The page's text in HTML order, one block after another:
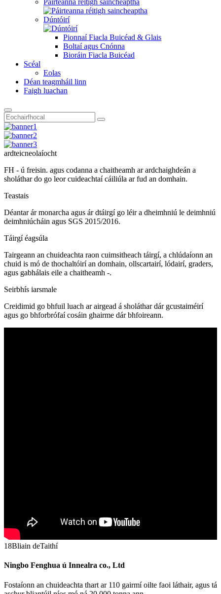
Páirteanna réitigh saincheaptha
Dúntóirí
Pionnaí Fiacla Buicéad & Glais
Boltaí agus Cnónna
Bioráin Fiacla Buicéad
Scéal
Eolas
Déan teagmháil linn
Faigh luachan
ardteicneolaíocht
FH - ú freisin. agus codanna a chaitheamh ar ardchaighdeán a
sholáthar do go leor cuideachtaí cáiliúla ar fud an domhain.
Teastais
Déantar ár monarcha agus ár dtáirgí go léir a dheimhniú le deimhniú
deimhniúcháin agus SGS 2015/2016.
Táirgí éagsúla
Tairgeann an chuideachta raon cuimsitheach táirgí, a chlúdaíonn an
chuid is mó de thochaltóirí an domhain, ollscartairí, lódairí, graders,
agus gabhálais eile a chaitheamh -.
Seirbhís iarsmale
Creidimid go bhfuil luach ar airgead á sholáthar dár gcustaiméirí
agus go bhforbrófaí cosáin ghairme dár bhfoireann.
18Bliain deTaithí
Ningbo Fenghua ú Innealra co., Ltd
Fostaíonn an chuideachta thart ar 110 gairmí oilte faoi láthair, agus tá